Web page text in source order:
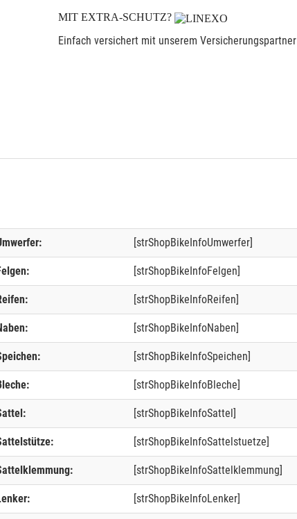
MIT EXTRA-SCHUTZ?
Einfach versichert mit unserem Versicherungspartner
[strShopBikeInfoUmwerfer]
[strShopBikeInfoFelgen]
[strShopBikeInfoReifen]
[strShopBikeInfoNaben]
[strShopBikeInfoSpeichen]
[strShopBikeInfoBleche]
[strShopBikeInfoSattel]
[strShopBikeInfoSattelstuetze]
[strShopBikeInfoSattelklemmung]
[strShopBikeInfoLenker]